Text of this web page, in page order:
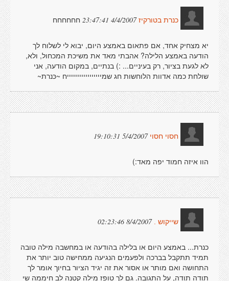
כנרת בטורקיז 4/4/2007 23:47:41 חחחחחח
יא מצחיק אחד, אם פתאום באמצע היום, יבוא לי לשלוח לך
הודעה באמצע הלילה? אהבתי מאד את משיכת המכחול, ולא,
לא לגעת בציור, רק בעיניים... :) בנתיים, במקום הודעה, אני
שולחת כמה אדוות הלוחשות חג שמיייייייייייייייייח ~כּנרת~
חסוי חסוי 5/4/2007 19:10:31
הוו איזה חמוד יפה מאד:)
שייקוש . 8/4/2007 02:23:46
כנרת... באמצע היום או בלילה בהודעה או במחשבה מילה טובה
תמיד תתקבל בברכה ולפעמים הנגיעה ממחישה טוב יותר את
התחושה ואם מותר או אסור את זה יגיד הציור בחיוך אומר לך
תודה תודה, על התגובה. גם לך טופז מילה קטנה לב חיממה שי